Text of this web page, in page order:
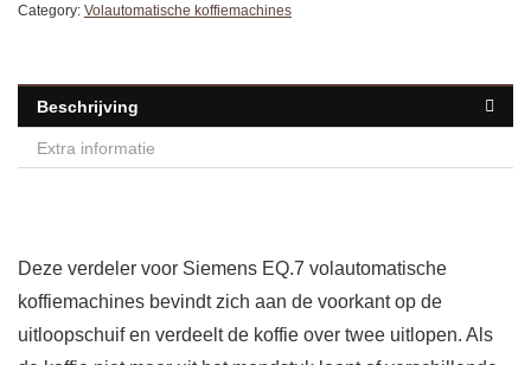
Category: Volautomatische koffiemachines
Beschrijving
Extra informatie
Deze verdeler voor Siemens EQ.7 volautomatische
koffiemachines bevindt zich aan de voorkant op de
uitloopschuif en verdeelt de koffie over twee uitlopen. Als